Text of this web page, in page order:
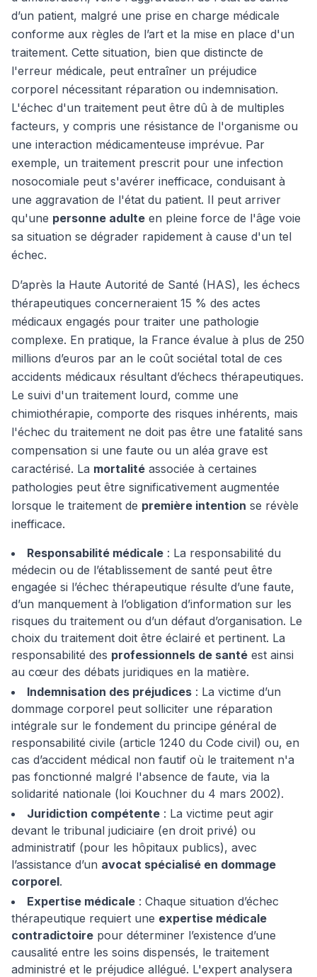
d’un patient, malgré une prise en charge médicale
conforme aux règles de l’art et la mise en place d'un
traitement. Cette situation, bien que distincte de
l'erreur médicale, peut entraîner un préjudice
corporel nécessitant réparation ou indemnisation.
L'échec d'un traitement peut être dû à de multiples
facteurs, y compris une résistance de l'organisme ou
une interaction médicamenteuse imprévue. Par
exemple, un traitement prescrit pour une infection
nosocomiale peut s'avérer inefficace, conduisant à
une aggravation de l'état du patient. Il peut arriver
qu'une personne adulte en pleine force de l'âge voie
sa situation se dégrader rapidement à cause d'un tel
échec.
D’après la Haute Autorité de Santé (HAS), les échecs
thérapeutiques concerneraient 15 % des actes
médicaux engagés pour traiter une pathologie
complexe. En pratique, la France évalue à plus de 250
millions d’euros par an le coût sociétal total de ces
accidents médicaux résultant d’échecs thérapeutiques.
Le suivi d'un traitement lourd, comme une
chimiothérapie, comporte des risques inhérents, mais
l'échec du traitement ne doit pas être une fatalité sans
compensation si une faute ou un aléa grave est
caractérisé. La mortalité associée à certaines
pathologies peut être significativement augmentée
lorsque le traitement de première intention se révèle
inefficace.
Responsabilité médicale : La responsabilité du
médecin ou de l’établissement de santé peut être
engagée si l’échec thérapeutique résulte d’une faute,
d’un manquement à l’obligation d’information sur les
risques du traitement ou d’un défaut d’organisation. Le
choix du traitement doit être éclairé et pertinent. La
responsabilité des professionnels de santé est ainsi
au cœur des débats juridiques en la matière.
Indemnisation des préjudices : La victime d’un
dommage corporel peut solliciter une réparation
intégrale sur le fondement du principe général de
responsabilité civile (article 1240 du Code civil) ou, en
cas d’accident médical non fautif où le traitement n'a
pas fonctionné malgré l'absence de faute, via la
solidarité nationale (loi Kouchner du 4 mars 2002).
Juridiction compétente : La victime peut agir
devant le tribunal judiciaire (en droit privé) ou
administratif (pour les hôpitaux publics), avec
l’assistance d’un avocat spécialisé en dommage
corporel.
Expertise médicale : Chaque situation d’échec
thérapeutique requiert une expertise médicale
contradictoire pour déterminer l’existence d’une
causalité entre les soins dispensés, le traitement
administré et le préjudice allégué. L'expert analysera